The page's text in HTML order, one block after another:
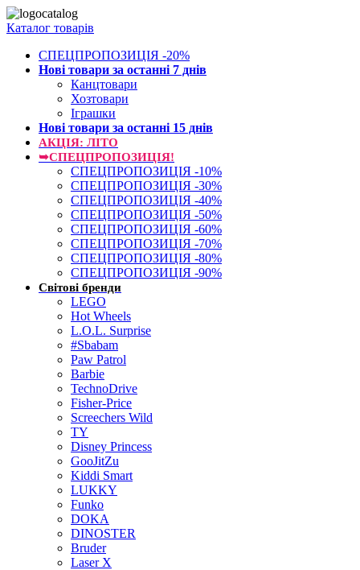
Каталог товарів
СПЕЦПРОПОЗИЦІЯ -20%
Нові товари за останнi 7 днiв
Канцтовари
Хозтовари
Іграшки
Нові товари за останнi 15 днiв
АКЦІЯ: ЛІТО
➥СПЕЦПРОПОЗИЦІЯ!
СПЕЦПРОПОЗИЦІЯ -10%
СПЕЦПРОПОЗИЦІЯ -30%
СПЕЦПРОПОЗИЦІЯ -40%
СПЕЦПРОПОЗИЦІЯ -50%
СПЕЦПРОПОЗИЦІЯ -60%
СПЕЦПРОПОЗИЦІЯ -70%
СПЕЦПРОПОЗИЦІЯ -80%
СПЕЦПРОПОЗИЦІЯ -90%
Світові бренди
LEGO
Hot Wheels
L.O.L. Surprise
#Sbabam
Paw Patrol
Barbie
TechnoDrive
Fisher-Price
Screechers Wild
TY
Disney Princess
GooJitZu
Kiddi Smart
LUKKY
Funko
DOKA
DINOSTER
Bruder
Laser X